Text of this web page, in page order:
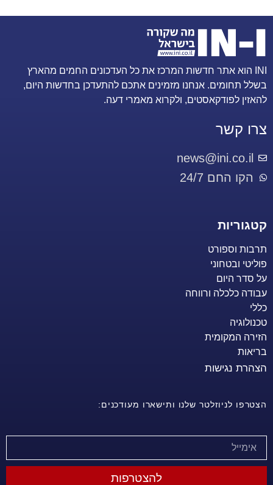
INI הוא אתר חדשות המרכז את כל העדכונים החמים מהארץ
בשלל תחומים. אנחנו מזמינים אתכם להתעדכן בחדשות היום,
להאזין לפודקאסטים, ולקרוא מאמרי דעה.
צרו קשר
news@ini.co.il
הקו החם 24/7
קטגוריות
תרבות וספורט
פוליטי ובטחוני
על סדר היום
עבודה כלכלה ורווחה
כללי
טכנולוגיה
הזירה המקומית
בריאות
הצהרת נגישות
הצטרפו לניוזלטר שלנו ותישארו מעודכנים:
להצטרפות